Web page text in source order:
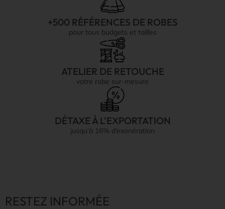
+500 RÉFÉRENCES DE ROBES
pour tous budgets et tailles
ATELIER DE RETOUCHE
votre robe sur-mesure
DÉTAXE À L'EXPORTATION
jusqu’à 16% d’exonération
RESTEZ INFORMÉE